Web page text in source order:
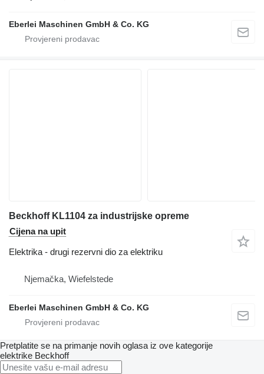
Eberlei Maschinen GmbH & Co. KG
Beckhoff KL1104 za industrijske opreme
Cijena na upit
Elektrika - drugi rezervni dio za elektriku
Njemačka, Wiefelstede
Eberlei Maschinen GmbH & Co. KG
Pretplatite se na primanje novih oglasa iz ove kategorije
elektrike Beckhoff